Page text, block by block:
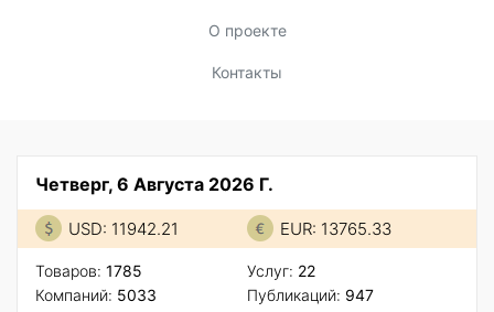
О проекте
Контакты
Четверг, 6 Августа 2026 Г.
USD: 11942.21 EUR: 13765.33
Товаров: 1785
Компаний: 5033
Услуг: 22
Публикаций: 947